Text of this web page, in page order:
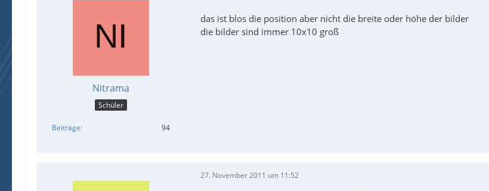
Nitrama
Schüler
Beiträge 94
das ist blos die position aber nicht die breite oder höhe der bilder
die bilder sind immer 10x10 groß
27. November 2011 um 11:52